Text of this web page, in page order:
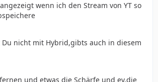
wenn ich den Stream von YT so
nicht mit Hybrid,gibts auch in diesem
und etwas die Schärfe und ev.die